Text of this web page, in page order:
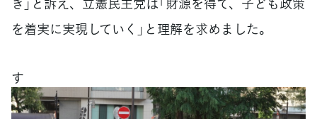
を着実に実現していく」と理解を求めました。
す